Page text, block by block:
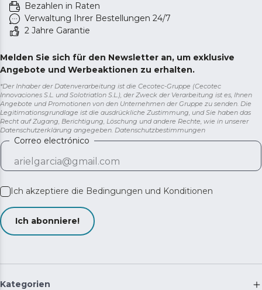
Bezahlen in Raten
Verwaltung Ihrer Bestellungen 24/7
2 Jahre Garantie
Melden Sie sich für den Newsletter an, um exklusive
Angebote und Werbeaktionen zu erhalten.
*Der Inhaber der Datenverarbeitung ist die Cecotec-Gruppe (Cecotec
Innovaciones S.L. und Solotriatlon S.L.), der Zweck der Verarbeitung ist es, Ihnen
Angebote und Promotionen von den Unternehmen der Gruppe zu senden. Die
Legitimationsgrundlage ist die ausdrückliche Zustimmung, und Sie haben das
Recht auf Zugang, Berichtigung, Löschung und andere Rechte, wie in unserer
Datenschutzerklärung angegeben. Datenschutzbestimmungen
Correo electrónico
Ich akzeptiere die Bedingungen und Konditionen
Ich abonniere!
Kategorien